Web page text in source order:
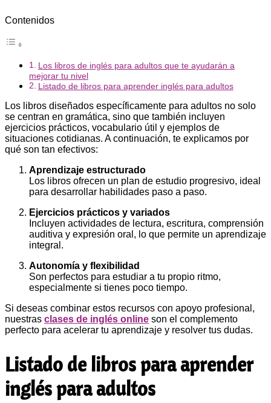
Contenidos
Los libros de inglés para adultos que te ayudarán a
mejorar tu nivel
Listado de libros para aprender inglés para adultos
Los libros diseñados específicamente para adultos no solo
se centran en gramática, sino que también incluyen
ejercicios prácticos, vocabulario útil y ejemplos de
situaciones cotidianas. A continuación, te explicamos por
qué son tan efectivos:
Aprendizaje estructurado
Los libros ofrecen un plan de estudio progresivo, ideal
para desarrollar habilidades paso a paso.
Ejercicios prácticos y variados
Incluyen actividades de lectura, escritura, comprensión
auditiva y expresión oral, lo que permite un aprendizaje
integral.
Autonomía y flexibilidad
Son perfectos para estudiar a tu propio ritmo,
especialmente si tienes poco tiempo.
Si deseas combinar estos recursos con apoyo profesional,
nuestras clases de inglés online son el complemento
perfecto para acelerar tu aprendizaje y resolver tus dudas.
Listado de libros para aprender
inglés para adultos